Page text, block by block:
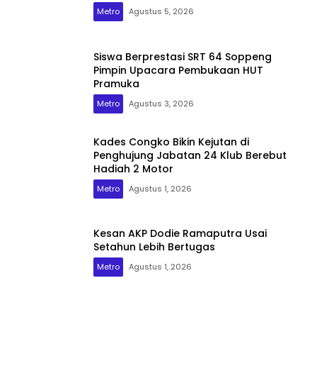
Metro Agustus 5, 2026
Siswa Berprestasi SRT 64 Soppeng
Pimpin Upacara Pembukaan HUT
Pramuka
Metro Agustus 3, 2026
Kades Congko Bikin Kejutan di
Penghujung Jabatan 24 Klub Berebut
Hadiah 2 Motor
Metro Agustus 1, 2026
Kesan AKP Dodie Ramaputra Usai
Setahun Lebih Bertugas
Metro Agustus 1, 2026